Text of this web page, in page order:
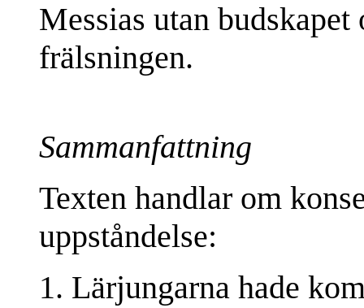
Messias utan
frälsningen.
Sammanfattning
Texten handlar om
uppståndelse:
1. Lärjungarna hade